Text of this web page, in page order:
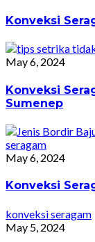
Konveksi
May 6, 2024
Konveksi
Sumenep
seragam
May 6, 2024
Konveksi
konveksi seragam
May 5, 2024